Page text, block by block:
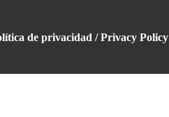
de privacidad / Privacy Policy